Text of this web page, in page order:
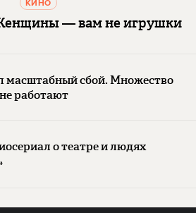
КИНО
— вам не игрушки
масштабный сбой. Множество
работают
о театре и людях